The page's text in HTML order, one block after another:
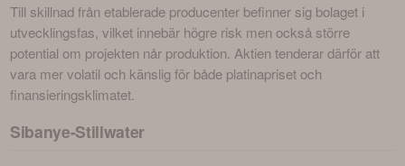
Till skillnad från etablerade producenter befinner sig bolaget i
utvecklingsfas, vilket innebär högre risk men också större
potential om projekten når produktion. Aktien tenderar därför att
vara mer volatil och känslig för både platinapriset och
finansieringsklimatet.
Sibanye-Stillwater